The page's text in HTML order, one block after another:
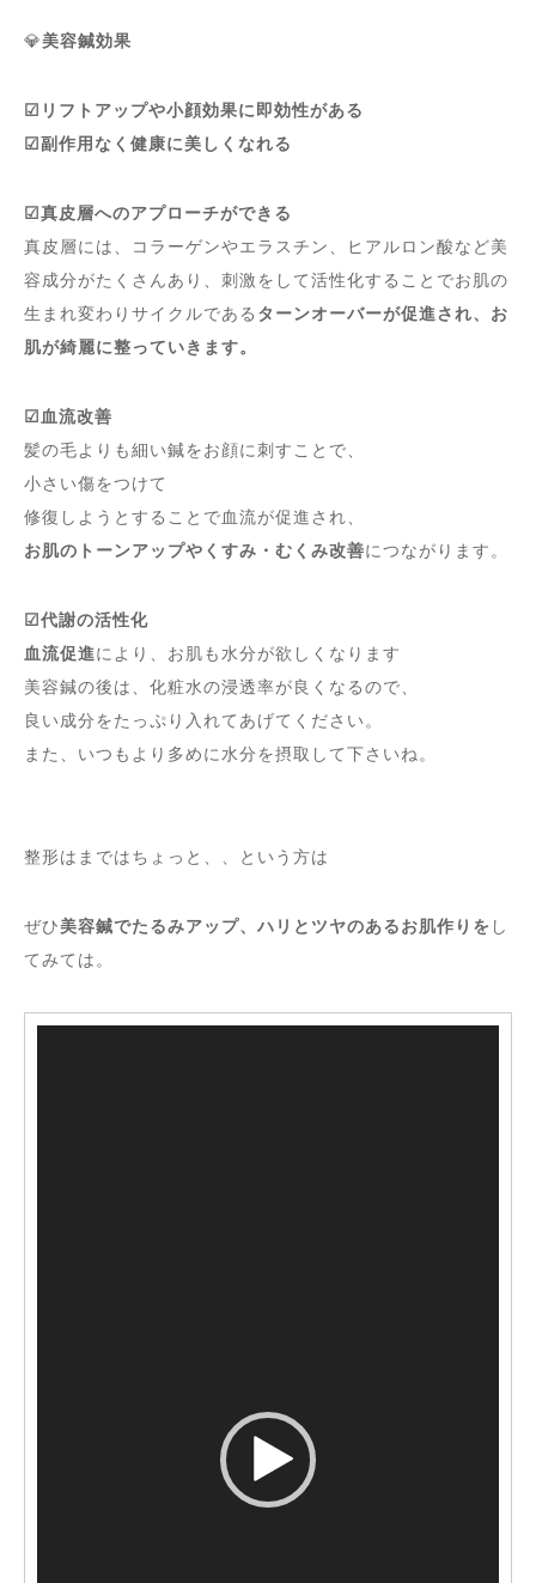
💎美容鍼効果
☑︎リフトアップや小顔効果に即効性がある
☑︎副作用なく健康に美しくなれる
☑︎真皮層へのアプローチができる
真皮層には、コラーゲンやエラスチン、ヒアルロン酸など美
容成分がたくさんあり、刺激をして活性化することでお肌の
生まれ変わりサイクルである ターンオーバーが促進され、 お
肌が綺麗に整っていきます。
☑︎血流改善
髪の毛よりも細い鍼をお顔に刺すことで、
小さい傷をつけて
修復しようとすることで血流が促進され、
お肌のトーンアップやくすみ・むくみ改善につながります。
☑︎代謝の活性化
血流促進により、お肌も水分が欲しくなります
美容鍼の後は、化粧水の浸透率が良くなるので、
良い成分をたっぷり入れてあげてください。
また、いつもより多めに水分を摂取して下さいね。
整形はまではちょっと、、という方は
ぜひ美容鍼でたるみアップ、ハリとツヤのあるお肌作りを し
てみては。